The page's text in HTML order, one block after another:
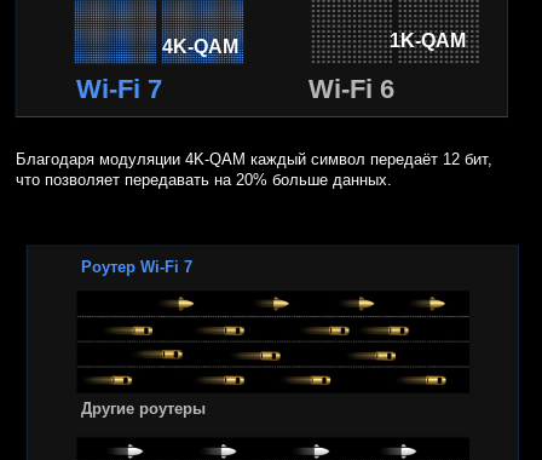
4K-QAM
Wi-Fi 7
1K-QAM
Wi-Fi 6
Роутер Wi-Fi 7
Другие роутеры
Благодаря модуляции 4K-QAM каждый символ передаёт 12 бит,
что позволяет передавать на 20% больше данных.